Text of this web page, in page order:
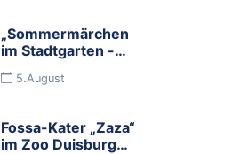
„Sommermärchen
im Stadtgarten -
Music" begeisterte
5.August
Fossa-Kater „Zaza“
im Zoo Duisburg